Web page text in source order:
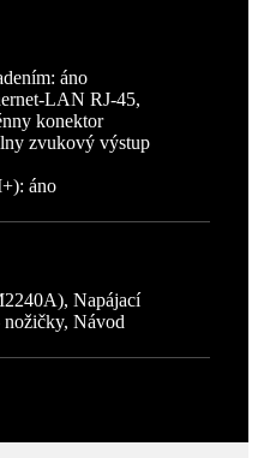
áno
LAN RJ-45,
konektor
zvukový výstup
áno
Napájací
Návod